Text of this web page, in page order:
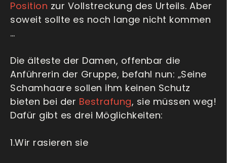
Position zur Vollstreckung des Urteils. Aber
soweit sollte es noch lange nicht kommen
…
Die älteste der Damen, offenbar die
Anführerin der Gruppe, befahl nun: „Seine
Schamhaare sollen ihm keinen Schutz
bieten bei der Bestrafung, sie müssen weg!
Dafür gibt es drei Möglichkeiten:
1.Wir rasieren sie